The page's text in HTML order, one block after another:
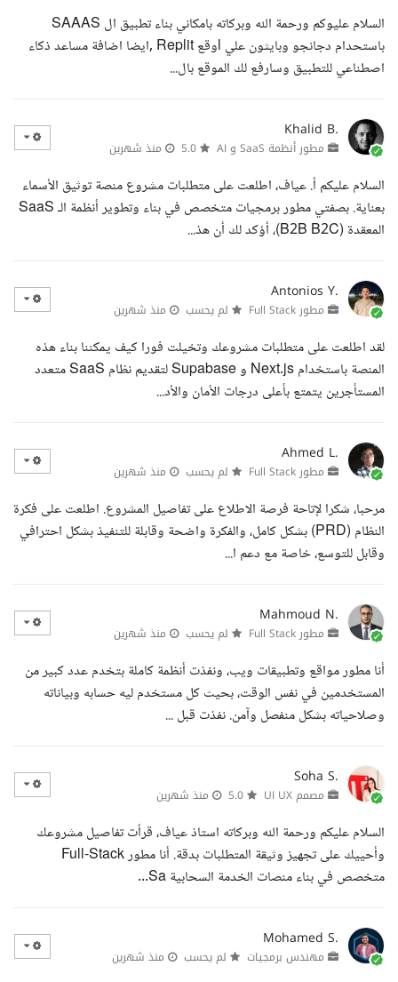
السلام عليوكم ورحمة الله وبركاته بامكاني بناء تطبيق ال SAAAS
باستحدام دجانجو وبايثون علي lوقع Replit ,ايضا اضافة مساعد ذكاء
اصطناعي للتطبيق وسارفع لك الموقع بال...
Khalid B.
مطور أنظمة SaaS و AI منذ شهرين
السلام عليكم أ. عياف، اطلعت على متطلبات مشروع منصة توثيق الأسماء
بعناية. بصفتي مطور برمجيات متخصص في بناء وتطوير أنظمة الـ SaaS
المعقدة (B2B B2C)، أؤكد لك أن هذ...
Antonios Y.
مطور Full Stack لم يحسب منذ شهرين
لقد اطلعت على متطلبات مشروعك وتخيلت فورا كيف يمكننا بناء هذه
المنصة باستخدام Next.js و Supabase لتقديم نظام SaaS متعدد
المستأجرين يتمتع بأعلى درجات الأمان والأد...
Ahmed L.
مطور Full Stack لم يحسب منذ شهرين
مرحبا، شكرا لإتاحة فرصة الاطلاع على تفاصيل المشروع. اطلعت على فكرة
النظام (PRD) بشكل كامل، والفكرة واضحة وقابلة للتنفيذ بشكل احترافي
وقابل للتوسع، خاصة مع دعم ا...
Mahmoud N.
مطور Full Stack لم يحسب منذ شهرين
أنا مطور مواقع وتطبيقات ويب، ونفذت أنظمة كاملة بتخدم عدد كبير من
المستخدمين في نفس الوقت، بحيث كل مستخدم ليه حسابه وبياناته
وصلاحياته بشكل منفصل وآمن. نفذت قبل ...
Soha S.
مصمم UI UX منذ شهرين
السلام عليكم ورحمة الله وبركاته استاذ عياف، قرأت تفاصيل مشروعك
وأحييك على تجهيز وثيقة المتطلبات بدقة. أنا مطور Full-Stack
متخصص في بناء منصات الخدمة السحابية Sa...
Mohamed S.
مهندس برمجيات لم يحسب منذ شهرين